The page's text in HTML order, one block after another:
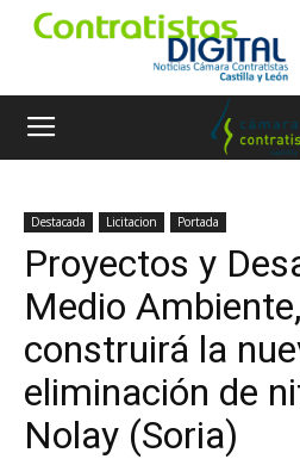
Destacada Licitacion Portada
Proyectos y
Medio
construirá la
eliminación de
Nolay (Soria)